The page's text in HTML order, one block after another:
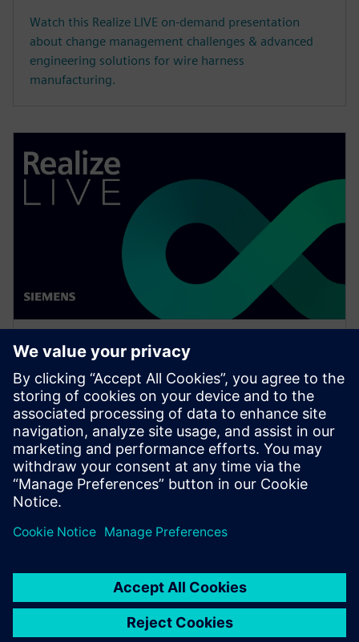
Watch this Realize LIVE on-demand presentation
about change management challenges & advanced
engineering solutions for wire harness
manufacturing.
WEBINAR
Network design software for
E/E systems in heavy
equipment
Watch this Realize LIVE on-demand presentation
about network design challenges for commercial
vehicles and E/E software to improve development.